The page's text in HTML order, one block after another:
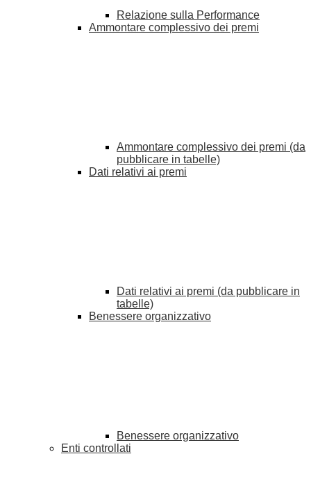
Relazione sulla Performance
Ammontare complessivo dei premi
Ammontare complessivo dei premi (da
pubblicare in tabelle)
Dati relativi ai premi
Dati relativi ai premi (da pubblicare in
tabelle)
Benessere organizzativo
Benessere organizzativo
Enti controllati